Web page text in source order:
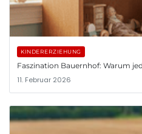
KINDERERZIEHUNG
Faszination Bauernhof: Warum
11. Februar 2026